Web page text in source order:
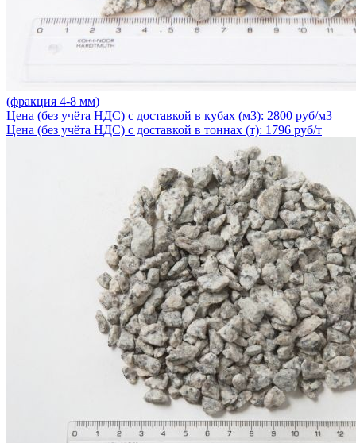
(фракция 4-8 мм)
Цена (без учёта НДС) с доставкой в кубах (м3): 2800 руб/м3
Цена (без учёта НДС) с доставкой в тоннах (т): 1796 руб/т